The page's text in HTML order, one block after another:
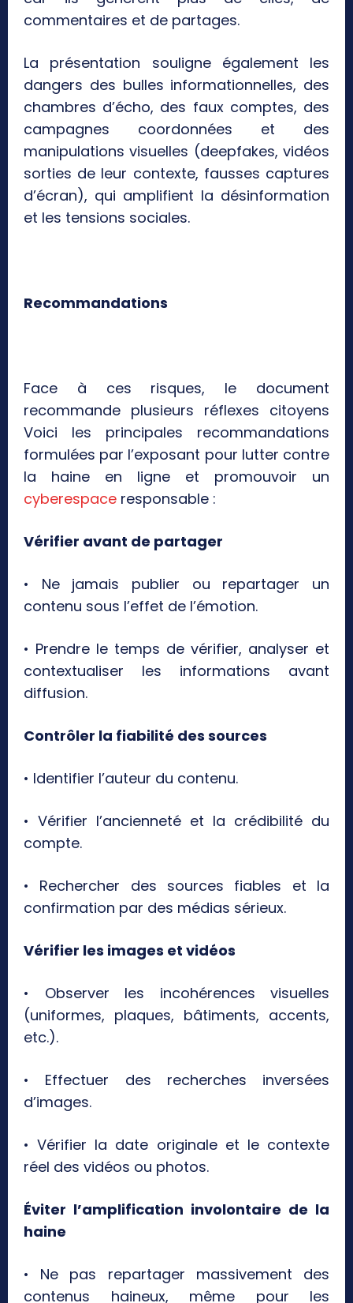
commentaires et de partages.
La présentation souligne également les
dangers des bulles informationnelles, des
chambres d’écho, des faux comptes, des
campagnes coordonnées et des
manipulations visuelles (deepfakes, vidéos
sorties de leur contexte, fausses captures
d’écran), qui amplifient la désinformation
et les tensions sociales.
Recommandations
Face à ces risques, le document
recommande plusieurs réflexes citoyens
Voici les principales recommandations
formulées par l’exposant pour lutter contre
la haine en ligne et promouvoir un
cyberespace responsable :
Vérifier avant de partager
• Ne jamais publier ou repartager un
contenu sous l’effet de l’émotion.
• Prendre le temps de vérifier, analyser et
contextualiser les informations avant
diffusion.
Contrôler la fiabilité des sources
• Identifier l’auteur du contenu.
• Vérifier l’ancienneté et la crédibilité du
compte.
• Rechercher des sources fiables et la
confirmation par des médias sérieux.
Vérifier les images et vidéos
• Observer les incohérences visuelles
(uniformes, plaques, bâtiments, accents,
etc.).
• Effectuer des recherches inversées
d’images.
• Vérifier la date originale et le contexte
réel des vidéos ou photos.
Éviter l’amplification involontaire de la
haine
• Ne pas repartager massivement des
contenus haineux, même pour les